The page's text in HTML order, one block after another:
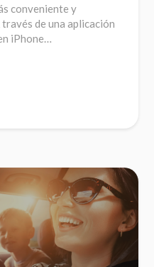
conveniente y
de una aplicación
iPhone…